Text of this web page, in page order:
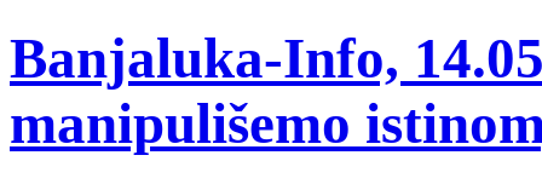
Banjaluka-Info,
manipulišemo